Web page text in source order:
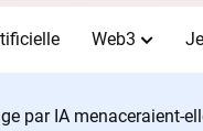
Web3
par IA menaceraient-